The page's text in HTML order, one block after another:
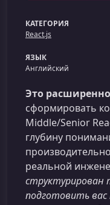
КАТЕГОРИЯ
React.js
ЯЗЫК
Английский
Это
сформировать
Middle/Senior
глубину
реальной
структурирован
подготовить